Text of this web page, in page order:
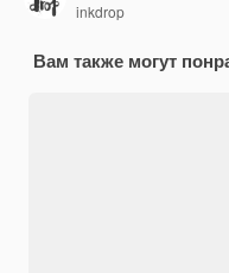
inkdrop
Вам также могут